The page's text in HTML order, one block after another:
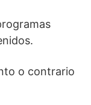
o contrario